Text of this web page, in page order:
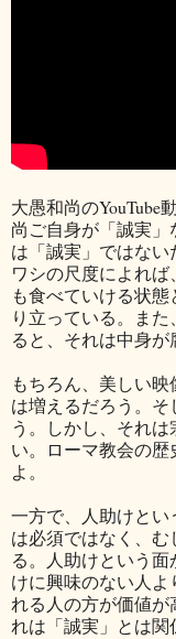
大愚和尚のYouTube
尚ご自身が「誠実」
は「誠実」ではない
ワシの尺度によれ
も食べていける状
り立っている。ま
ると、それは中身が
もちろん、美しい
は増えるだろう。
う。しかし、それ
い。ローマ教会の
よ。
一方で、人助けとい
は必須ではなく、
る。人助けという
けに興味のない人
れる人の方が価値
れは「誠実」とは関